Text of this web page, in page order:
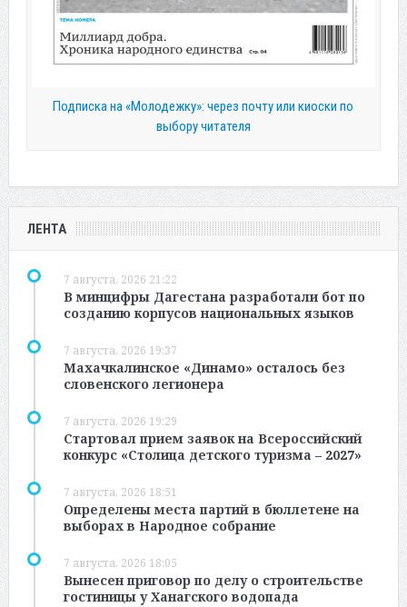
Подписка на «Молодежку»: через почту или киоски по
выбору читателя
ЛЕНТА
7 августа, 2026 21:22
В минцифры Дагестана разработали бот по
созданию корпусов национальных языков
7 августа, 2026 19:37
Махачкалинское «Динамо» осталось без
словенского легионера
7 августа, 2026 19:29
Стартовал прием заявок на Всероссийский
конкурс «Столица детского туризма – 2027»
7 августа, 2026 18:51
Определены места партий в бюллетене на
выборах в Народное собрание
7 августа, 2026 18:05
Вынесен приговор по делу о строительстве
гостиницы у Ханагского водопада